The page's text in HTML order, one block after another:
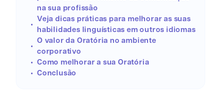
na sua profissão
Veja dicas práticas para melhorar as suas
habilidades linguísticas em outros idiomas
O valor da Oratória no ambiente
corporativo
Como melhorar a sua Oratória
Conclusão